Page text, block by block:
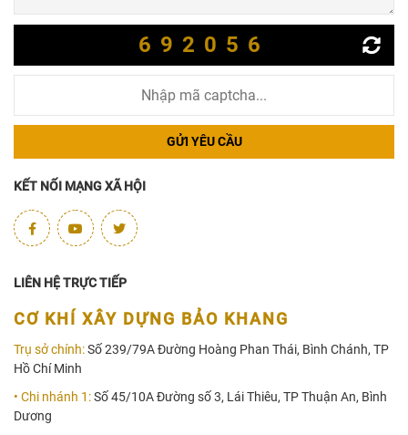
692056
GỬI YÊU CẦU
KẾT NỐI MẠNG XÃ HỘI
LIÊN HỆ TRỰC TIẾP
CƠ KHÍ XÂY DỰNG BẢO KHANG
Trụ sở chính:Số 239/79A Đường Hoàng Phan Thái, Bình Chánh, TP
Hồ Chí Minh
• Chi nhánh 1:Số 45/10A Đường số 3, Lái Thiêu, TP Thuận An, Bình
Dương